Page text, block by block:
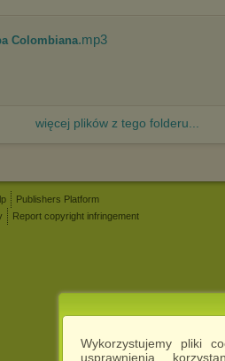
Wykorzystujemy pliki
usprawnienia
Colombiana.mp3
więcej plików z tego folderu...
Publishers Platform
Report copyright infringement